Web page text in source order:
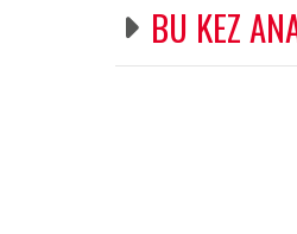
BU KEZ